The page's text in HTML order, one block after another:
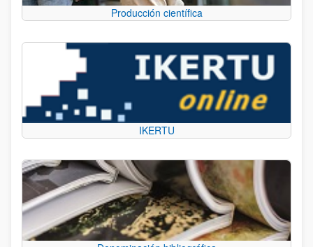
Producción científica
IKERTU